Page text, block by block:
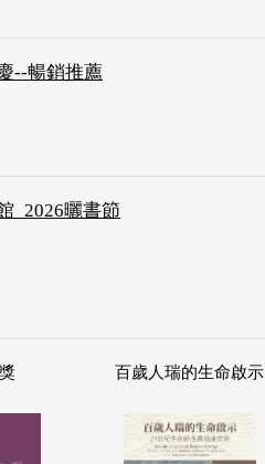
--暢銷推薦
_2026曬書節
百歲人瑞的生命啟示